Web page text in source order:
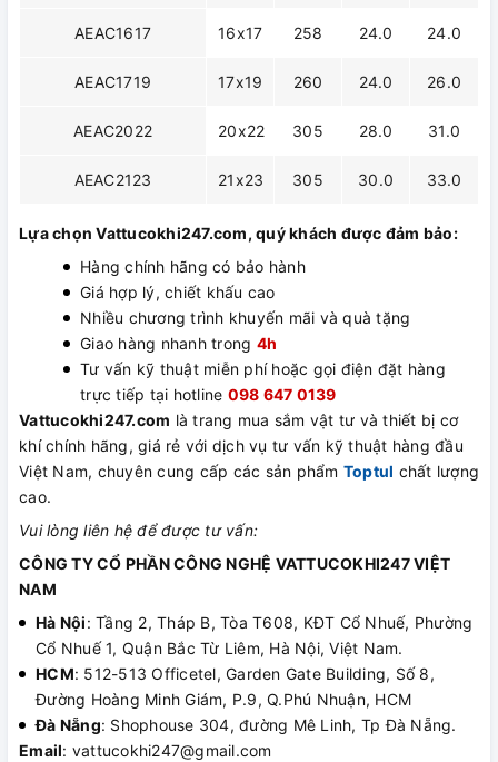
AEAC1617 16x17 258 24.0 24.0
AEAC1719 17x19 260 24.0 26.0
AEAC2022 20x22 305 28.0 31.0
AEAC2123 21x23 305 30.0 33.0
Lựa chọn Vattucokhi247.com, quý khách được đảm bảo:
Hàng chính hãng có bảo hành
Giá hợp lý, chiết khấu cao
Nhiều chương trình khuyến mãi và quà tặng
Giao hàng nhanh trong 4h
Tư vấn kỹ thuật miễn phí hoặc gọi điện đặt hàng
trực tiếp tại hotline 098 647 0139
Vattucokhi247.com là trang mua sắm vật tư và thiết bị cơ
khí chính hãng, giá rẻ với dịch vụ tư vấn kỹ thuật hàng đầu
Việt Nam, chuyên cung cấp các sản phẩm Toptul chất lượng
cao.
Vui lòng liên hệ để được tư vấn:
CÔNG TY CỔ PHẦN CÔNG NGHỆ VATTUCOKHI247 VIỆT
NAM
Hà Nội: Tầng 2, Tháp B, Tòa T608, KĐT Cổ Nhuế, Phường
Cổ Nhuế 1, Quận Bắc Từ Liêm, Hà Nội, Việt Nam.
HCM: 512-513 Officetel, Garden Gate Building, Số 8,
Đường Hoàng Minh Giám, P.9, Q.Phú Nhuận, HCM
Đà Nẵng: Shophouse 304, đường Mê Linh, Tp Đà Nẵng.
Email: vattucokhi247@gmail.com